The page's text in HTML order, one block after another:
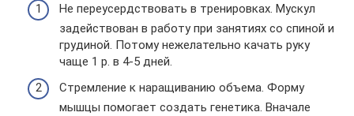
Не переусердствовать в тренировках. Мускул
задействован в работу при занятиях со спиной и
грудиной. Потому нежелательно качать руку
чаще 1 р. в 4-5 дней.
Стремление к наращиванию объема. Форму
мышцы помогает создать генетика. Вначале